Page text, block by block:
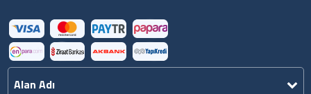
Alan Adı